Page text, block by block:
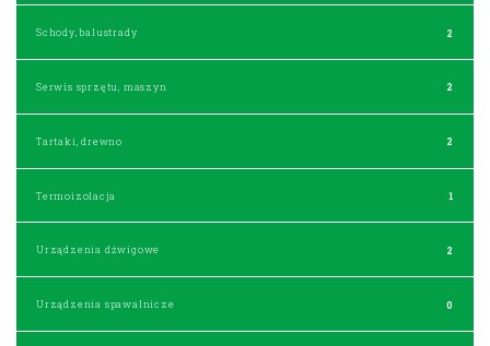
Schody, balustrady 2
Serwis sprzętu, maszyn 2
Tartaki, drewno 2
Termoizolacja 1
Urządzenia dźwigowe 2
Urządzenia spawalnicze 0